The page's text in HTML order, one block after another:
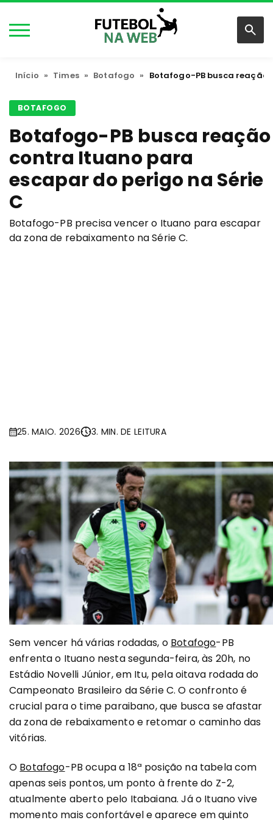
Início » Times » Botafogo » Botafogo-PB busca reação
BOTAFOGO
Botafogo-PB busca reação
contra Ituano para
escapar do perigo na Série
C
Botafogo-PB precisa vencer o Ituano para escapar
da zona de rebaixamento na Série C.
25. MAIO. 2026 3. MIN. DE LEITURA
Sem vencer há várias rodadas, o Botafogo-PB
enfrenta o Ituano nesta segunda-feira, às 20h, no
Estádio Novelli Júnior, em Itu, pela oitava rodada do
Campeonato Brasileiro da Série C. O confronto é
crucial para o time paraibano, que busca se afastar
da zona de rebaixamento e retomar o caminho das
vitórias.
O Botafogo-PB ocupa a 18ª posição na tabela com
apenas seis pontos, um ponto à frente do Z-2,
atualmente aberto pelo Itabaiana. Já o Ituano vive
momento mais confortável e aparece em quinto